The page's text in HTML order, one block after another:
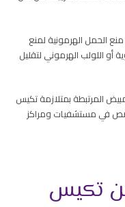
الحمل الهرمونية لمنع
أو اللولب الهرموني لتقليل
المرتبطة بمتلازمة تكيس
في مستشفيات ومراكز
تكيس